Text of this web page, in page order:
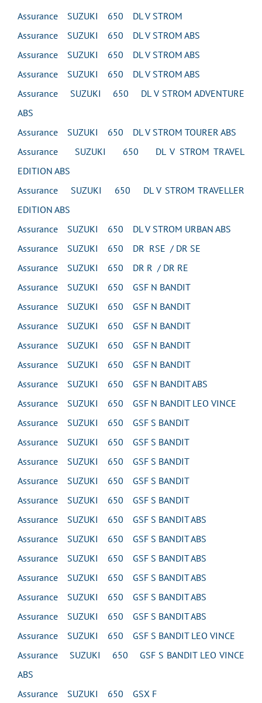
Assurance SUZUKI 650 DL V STROM
Assurance SUZUKI 650 DL V STROM ABS
Assurance SUZUKI 650 DL V STROM ABS
Assurance SUZUKI 650 DL V STROM ABS
Assurance SUZUKI 650 DL V STROM ADVENTURE
ABS
Assurance SUZUKI 650 DL V STROM TOURER ABS
Assurance SUZUKI 650 DL V STROM TRAVEL
EDITION ABS
Assurance SUZUKI 650 DL V STROM TRAVELLER
EDITION ABS
Assurance SUZUKI 650 DL V STROM URBAN ABS
Assurance SUZUKI 650 DR RSE / DR SE
Assurance SUZUKI 650 DR R / DR RE
Assurance SUZUKI 650 GSF N BANDIT
Assurance SUZUKI 650 GSF N BANDIT
Assurance SUZUKI 650 GSF N BANDIT
Assurance SUZUKI 650 GSF N BANDIT
Assurance SUZUKI 650 GSF N BANDIT
Assurance SUZUKI 650 GSF N BANDIT ABS
Assurance SUZUKI 650 GSF N BANDIT LEO VINCE
Assurance SUZUKI 650 GSF S BANDIT
Assurance SUZUKI 650 GSF S BANDIT
Assurance SUZUKI 650 GSF S BANDIT
Assurance SUZUKI 650 GSF S BANDIT
Assurance SUZUKI 650 GSF S BANDIT
Assurance SUZUKI 650 GSF S BANDIT ABS
Assurance SUZUKI 650 GSF S BANDIT ABS
Assurance SUZUKI 650 GSF S BANDIT ABS
Assurance SUZUKI 650 GSF S BANDIT ABS
Assurance SUZUKI 650 GSF S BANDIT ABS
Assurance SUZUKI 650 GSF S BANDIT ABS
Assurance SUZUKI 650 GSF S BANDIT LEO VINCE
Assurance SUZUKI 650 GSF S BANDIT LEO VINCE
ABS
Assurance SUZUKI 650 GSX F